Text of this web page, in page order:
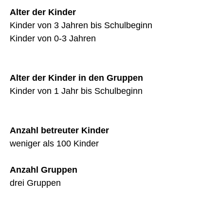
Alter der Kinder
Kinder von 3 Jahren bis Schulbeginn
Kinder von 0-3 Jahren
Alter der Kinder in den Gruppen
Kinder von 1 Jahr bis Schulbeginn
Anzahl betreuter Kinder
weniger als 100 Kinder
Anzahl Gruppen
drei Gruppen